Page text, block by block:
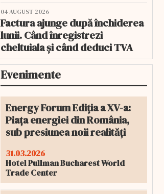
04 AUGUST 2026
Factura ajunge după închiderea
lunii. Când înregistrezi
cheltuiala și când deduci TVA
Evenimente
Energy Forum Ediția a XV-a:
Piața energiei din România,
sub presiunea noii realități
31.03.2026
Hotel Pullman Bucharest World
Trade Center